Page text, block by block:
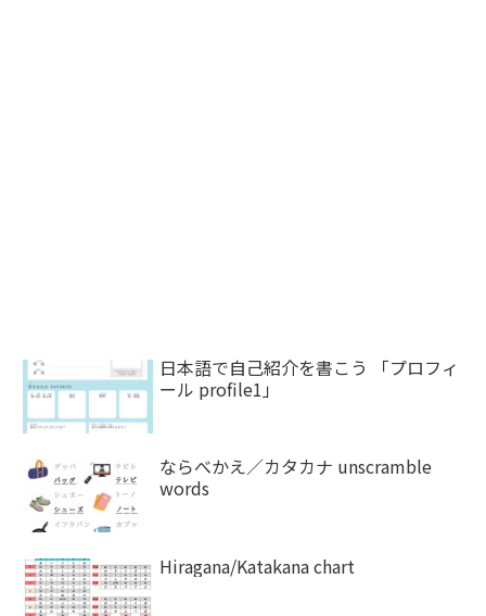
日本語で自己紹介を書こう 「プロフィ
ール profile1」
ならべかえ／カタカナ unscramble
words
Hiragana/Katakana chart